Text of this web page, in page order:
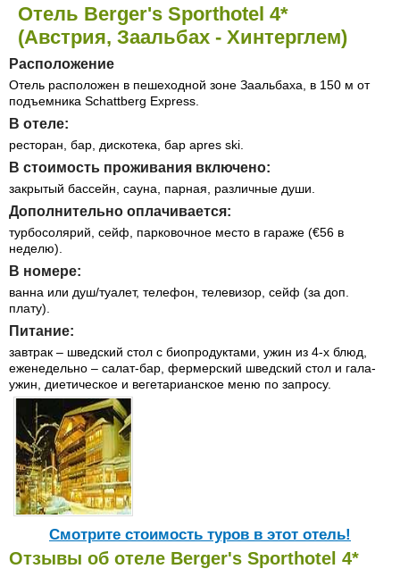
Отель Berger's Sporthotel 4*
(Австрия, Заальбах - Хинтерглем)
Расположение
Отель расположен в пешеходной зоне Заальбаха, в 150 м от
подъемника Schattberg Express.
В отеле:
ресторан, бар, дискотека, бар apres ski.
В стоимость проживания включено:
закрытый бассейн, сауна, парная, различные души.
Дополнительно оплачивается:
турбосолярий, сейф, парковочное место в гараже (€56 в
неделю).
В номере:
ванна или душ/туалет, телефон, телевизор, сейф (за доп.
плату).
Питание:
завтрак – шведский стол с биопродуктами, ужин из 4-х блюд,
еженедельно – салат-бар, фермерский шведский стол и гала-
ужин, диетическое и вегетарианское меню по запросу.
Cмотрите стоимость туров в этот отель!
Отзывы об отеле Berger's Sporthotel 4*